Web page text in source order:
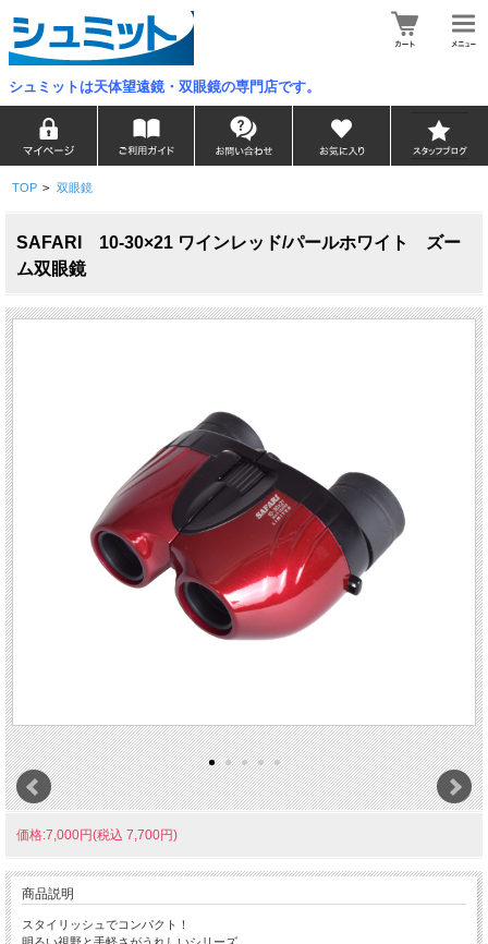
シュミットは天体望遠鏡・双眼鏡の専門店です。
TOP > 双眼鏡
SAFARI 10-30×21 ワインレッド/パールホワイト ズー
ム双眼鏡
価格:7,000円(税込 7,700円)
商品説明
スタイリッシュでコンパクト！